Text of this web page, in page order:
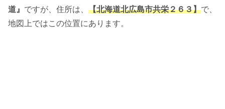
道』 ですが、住所は、 【北海道北広島市共栄２６３】で、
地図上ではこの位置にあります。